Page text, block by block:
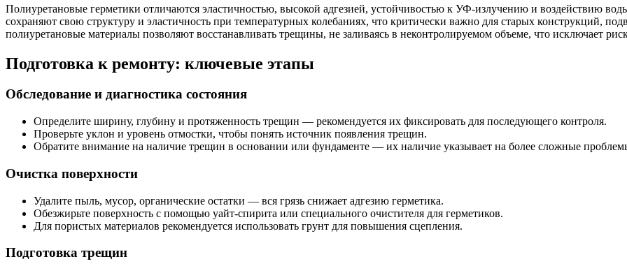
Полиуретановые герметики отличаются эластичностью, высокой адгезией, устойчивостью к УФ-излучению и воздействию
сохраняют свою структуру и эластичность при температурных колебаниях, что критически важно для старых конструкций,
полиуретановые материалы позволяют восстанавливать трещины, не заливаясь в неконтролируемом объеме, что исключает
Подготовка к ремонту: ключевые этапы
Обследование и диагностика состояния
Определите ширину, глубину и протяженность трещин — рекомендуется их фиксировать для последующего контроля.
Проверьте уклон и уровень отмостки, чтобы понять источник появления трещин.
Обратите внимание на наличие трещин в основании или фундаменте — их наличие указывает на более сложные
Очистка поверхности
Удалите пыль, мусор, органические остатки — вся грязь снижает адгезию герметика.
Обезжирьте поверхность с помощью уайт-спирита или специального очистителя для герметиков.
Для пористых материалов рекомендуется использовать грунт для повышения сцепления.
Подготовка трещин